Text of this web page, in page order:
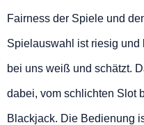
Fairness der Spiele und
Spielauswahl ist riesig und
bei uns weiß und schätzt.
dabei, vom schlichten Slot
Blackjack. Die Bedienung